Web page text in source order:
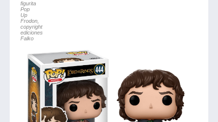
figurita
Pop
Up
Frodon,
copyright
ediciones
Falko